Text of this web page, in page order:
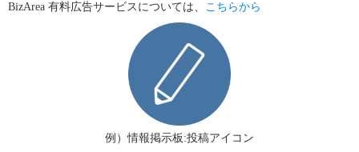
BizArea 有料広告サービスについては、 こちらから
例）情報掲示板:投稿アイコン